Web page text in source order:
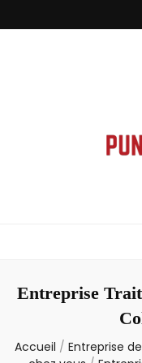
Entreprise
Accueil / Entreprise